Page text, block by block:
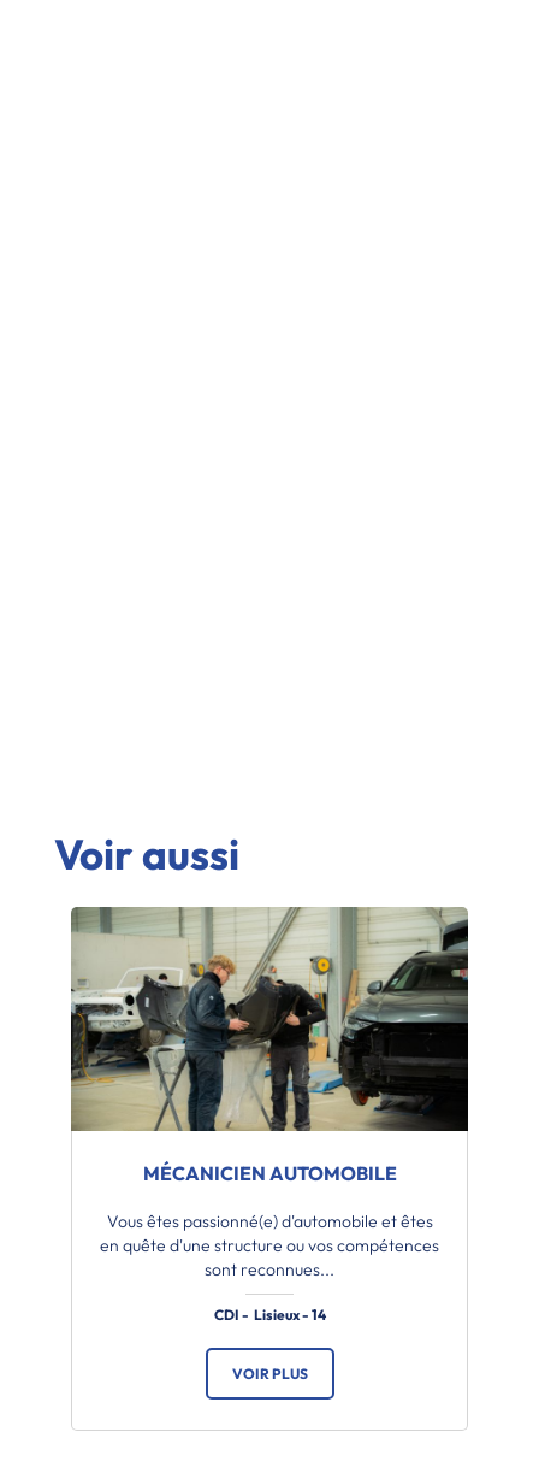
Voir aussi
MÉCANICIEN AUTOMOBILE
Vous êtes passionné(e) d'automobile et êtes
en quête d'une structure ou vos compétences
sont reconnues...
CDI - Lisieux - 14
VOIR PLUS